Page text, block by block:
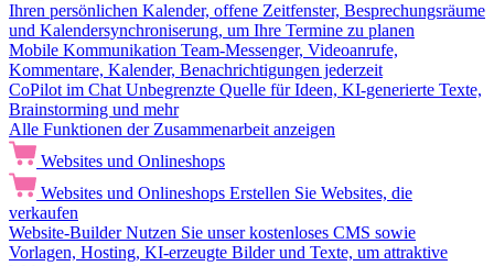
Ihren persönlichen Kalender, offene Zeitfenster, Besprechungsräume
und Kalendersynchroniserung, um Ihre Termine zu planen
Mobile Kommunikation Team-Messenger, Videoanrufe,
Kommentare, Kalender, Benachrichtigungen jederzeit
CoPilot im Chat Unbegrenzte Quelle für Ideen, KI-generierte Texte,
Brainstorming und mehr
Alle Funktionen der Zusammenarbeit anzeigen
Websites und Onlineshops
Websites und Onlineshops Erstellen Sie Websites, die
verkaufen
Website-Builder Nutzen Sie unser kostenloses CMS sowie
Vorlagen, Hosting, KI-erzeugte Bilder und Texte, um attraktive